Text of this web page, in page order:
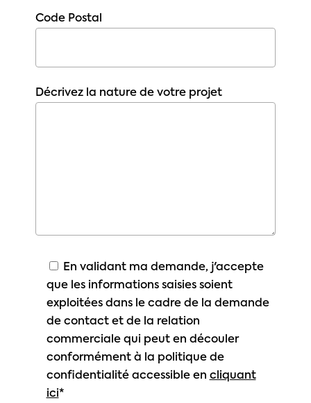
Code Postal
Décrivez la nature de votre projet
En validant ma demande, j'accepte
que les informations saisies soient
exploitées dans le cadre de la demande
de contact et de la relation
commerciale qui peut en découler
conformément à la politique de
confidentialité accessible en cliquant
ici*